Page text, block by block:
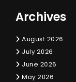
Archives
August 2026
July 2026
June 2026
May 2026